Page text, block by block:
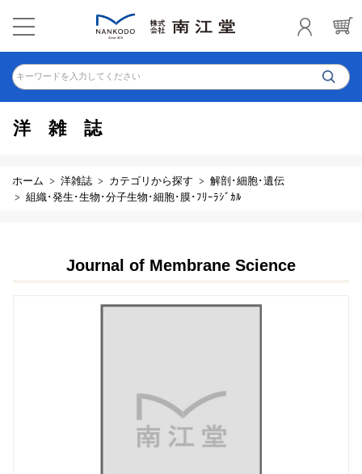
キーワードを入力してください
洋雑誌
ホーム 洋雑誌 カテゴリから探す
解剖･細胞･遺伝
組織･発生･生物･分子生物･細胞･膜･ﾌﾘｰﾗｼﾞｶﾙ
Journal of Membrane Science